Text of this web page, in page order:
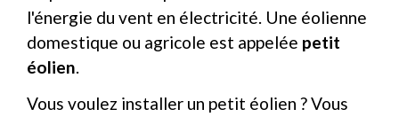
l'énergie du vent en électricité. Une éolienne
domestique ou agricole est appelée petit
éolien
Vous voulez installer un petit éolien ? Vous